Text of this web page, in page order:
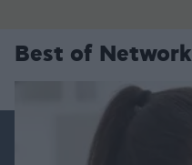
Best of Network